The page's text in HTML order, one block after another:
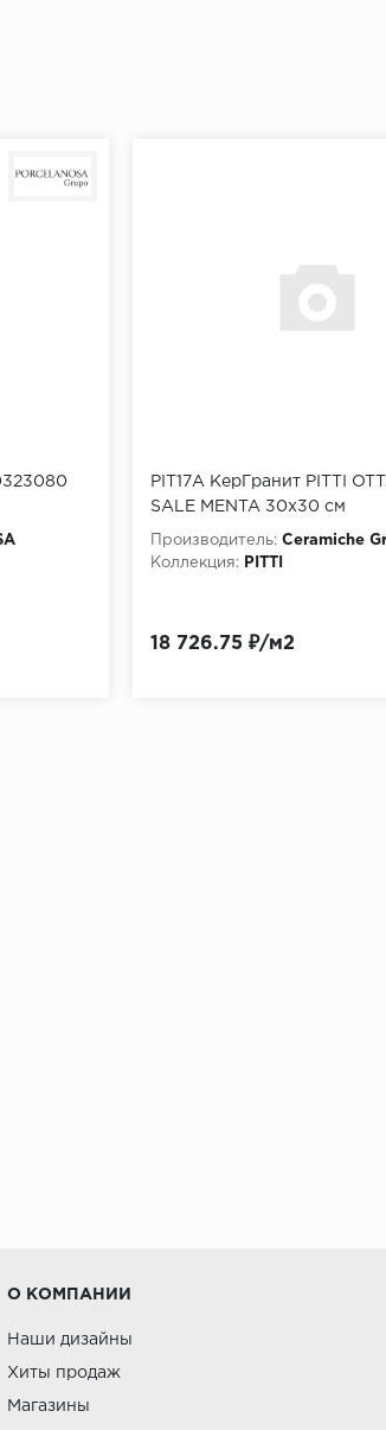
PIT17A КерГранит PITTI
SALE MENTA 30x30 см
Производитель: Ceramiche
Коллекция:
PITTI
18 726.75 ₽/м2
О КОМПАНИИ
Наши дизайны
Хиты продаж
Магазины